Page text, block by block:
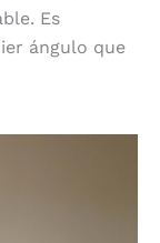
Es
ángulo que